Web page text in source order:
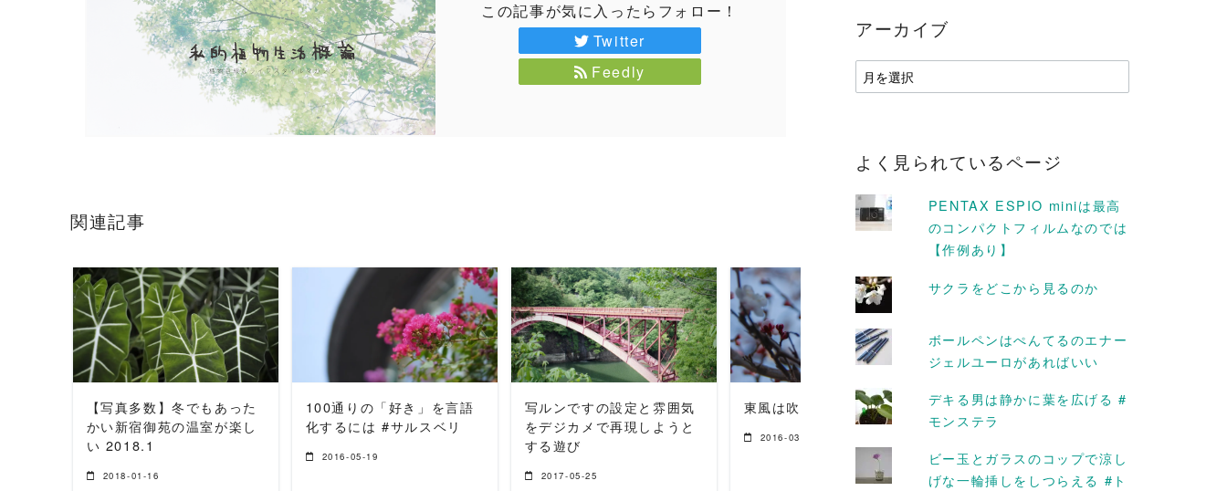
この記事が気に入ったらフォロー！
Twitter
Feedly
関連記事
READ MORE
【写真多数】冬でもあった
かい新宿御苑の温室が楽し
い 2018.1
2018-01-16
READ MORE
100通りの「好き」を言語
化するには #サルスベリ
2016-05-19
READ MORE
写ルンですの設定と雰囲気
をデジカメで再現しようと
する遊び
2017-05-25
READ MORE
東風は吹いたか #ウメ
2016-03-31
天上天下唯我独尊する覚悟
はない #ハス
2015-07-15
アーカイブ
ア
ー
ブ
よく見られているページ
PENTAX ESPIO miniは最高
のコンパクトフィルムなのでは
【作例あり】
サクラをどこから見るのか
ボールペンはぺんてるのエナー
ジェルユーロがあればいい
デキる男は静かに葉を広げる #
モンステラ
ビー玉とガラスのコップで涼し
げな一輪挿しをしつらえる #ト